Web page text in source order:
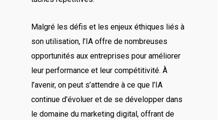
Malgré les défis et les enjeux éthiques liés à
son utilisation, l’IA offre de nombreuses
opportunités aux entreprises pour améliorer
leur performance et leur compétitivité. À
l’avenir, on peut s’attendre à ce que l’IA
continue d’évoluer et de se développer dans
le domaine du marketing digital, offrant de